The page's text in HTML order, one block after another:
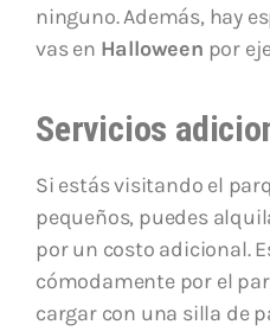
ninguno. Además, hay
vas en Halloween por
Servicios
Si estás visitando el
pequeños, puedes
por un costo adicional.
cómodamente por el
cargar con una silla de